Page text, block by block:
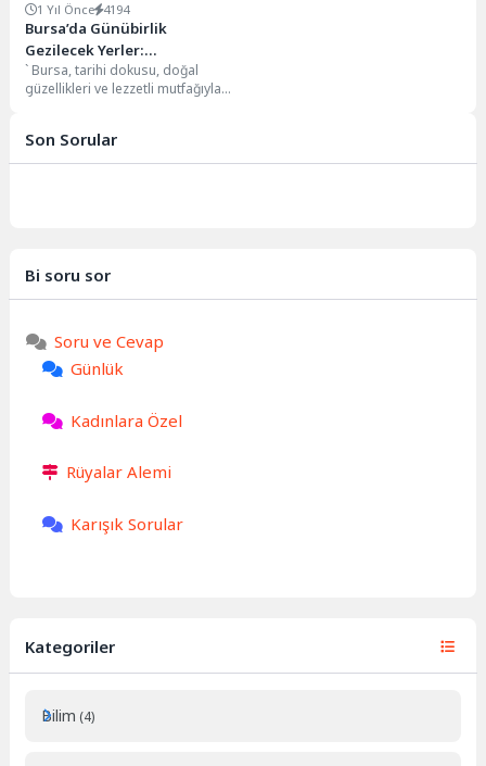
1 Yıl Önce 4194
Bursa’da Günübirlik
Gezilecek Yerler:
Keşfedilmeyi Bekleyen Saklı
Cennetler
` Bursa, tarihi dokusu, doğal
güzellikleri ve lezzetli mutfağıyla
Son Sorular
Bi soru sor
Soru ve Cevap
Günlük
Kadınlara Özel
Rüyalar Alemi
Karışık Sorular
Kategoriler
Bilim (4)